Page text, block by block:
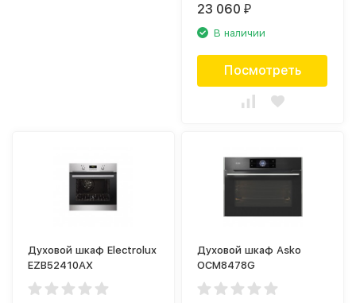
23 060₽
В наличии
Посмотреть
Духовой шкаф Electrolux
EZB52410AX
Духовой шкаф Asko
OCM8478G